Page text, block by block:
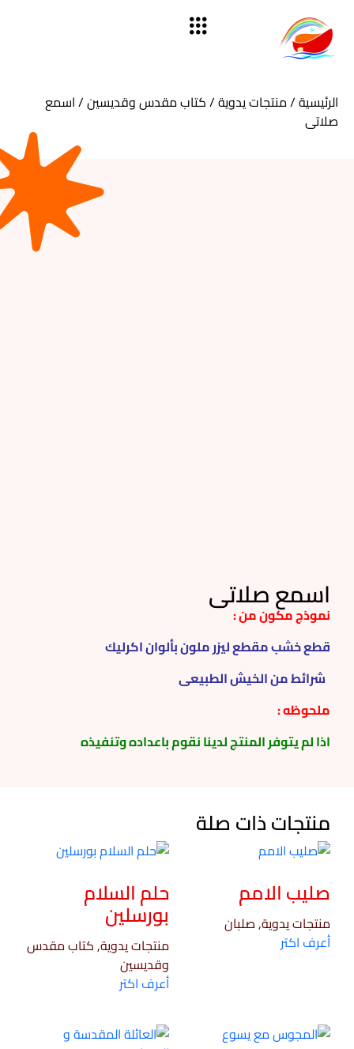
الرئيسية/منتجات يدوية/كتاب مقدس وقديسين/ اسمع
صلاتى
اسمع صلاتى
نموذج مكون من :
قطع خشب مقطع ليزر ملون بألوان اكرليك
شرائط من الخيش الطبيعى
ملحوظه :
اذا لم يتوفر المنتج لدينا نقوم باعداده وتنفيذه
منتجات ذات صلة
صليب الامم
منتجات يدوية, صلبان
أعرف اكتر
حلم السلام
بورسلين
منتجات يدوية, كتاب مقدس
وقديسين
أعرف اكتر